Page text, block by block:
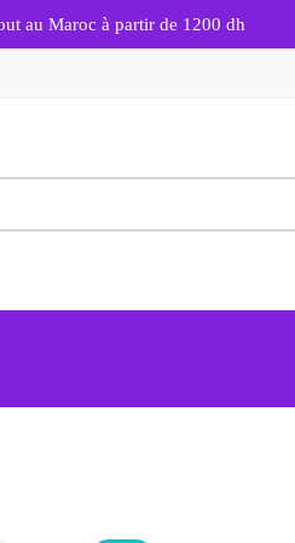
au Maroc à partir de 1200 dh